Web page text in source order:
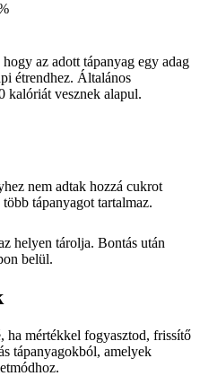
az adott tápanyag egy adag
étrendhez. Általános
kalóriát vesznek alapul.
nem adtak hozzá cukrot
tápanyagot tartalmaz.
helyen tárolja. Bontás után
belül.
ha mértékkel fogyasztod, frissítő
tápanyagokból, amelyek